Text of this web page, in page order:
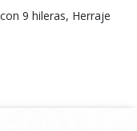
9 hileras, Herraje